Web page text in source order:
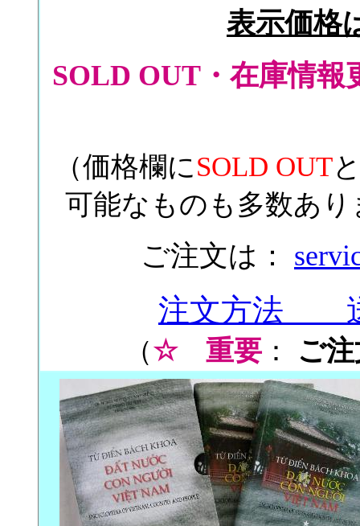
表示価格
SOLD OUT・在庫情報
（価格欄にSOLD OUT
可能なものも多数あ
ご注文は：
注文方法
（☆ 重要 ： ご